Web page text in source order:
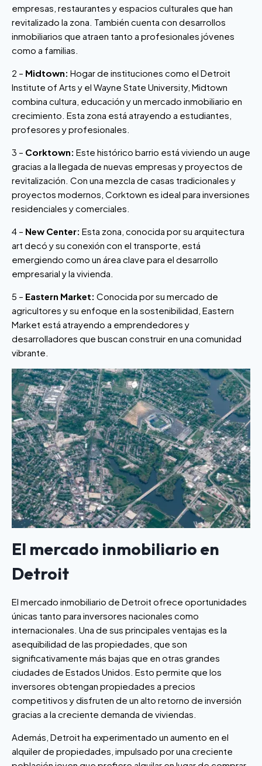
empresas, restaurantes y espacios culturales que han
revitalizado la zona. También cuenta con desarrollos
inmobiliarios que atraen tanto a profesionales jóvenes
como a familias.
2 – Midtown: Hogar de instituciones como el Detroit
Institute of Arts y el Wayne State University, Midtown
combina cultura, educación y un mercado inmobiliario en
crecimiento. Esta zona está atrayendo a estudiantes,
profesores y profesionales.
3 – Corktown: Este histórico barrio está viviendo un auge
gracias a la llegada de nuevas empresas y proyectos de
revitalización. Con una mezcla de casas tradicionales y
proyectos modernos, Corktown es ideal para inversiones
residenciales y comerciales.
4 – New Center: Esta zona, conocida por su arquitectura
art decó y su conexión con el transporte, está
emergiendo como un área clave para el desarrollo
empresarial y la vivienda.
5 – Eastern Market: Conocida por su mercado de
agricultores y su enfoque en la sostenibilidad, Eastern
Market está atrayendo a emprendedores y
desarrolladores que buscan construir en una comunidad
vibrante.
El mercado inmobiliario en
Detroit
El mercado inmobiliario de Detroit ofrece oportunidades
únicas tanto para inversores nacionales como
internacionales. Una de sus principales ventajas es la
asequibilidad de las propiedades, que son
significativamente más bajas que en otras grandes
ciudades de Estados Unidos. Esto permite que los
inversores obtengan propiedades a precios
competitivos y disfruten de un alto retorno de inversión
gracias a la creciente demanda de viviendas.
Además, Detroit ha experimentado un aumento en el
alquiler de propiedades, impulsado por una creciente